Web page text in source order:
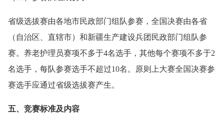
省级选拔赛由各地市民政部门组队参赛，全国决赛由各省
（自治区、直辖市）和新疆生产建设兵团民政部门组队参
赛。养老护理员赛项不多于4名选手，其他每个赛项不多于2
名选手，每队参赛选手不超过10名。原则上大赛全国决赛参
赛选手应通过省级选拔赛产生。
五、竞赛标准及内容